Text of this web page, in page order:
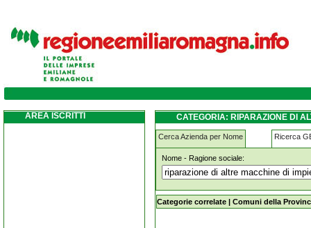
riparazione-di-altre-macchine-di-impiego-
AREA ISCRITTI CATEGORIA: RIPARAZIONE DI
Cerca Azienda per Nome Ricerca
Nome - Ragione sociale:
riparazione-di-altre-macchine-di-
Categorie correlate | Comuni della